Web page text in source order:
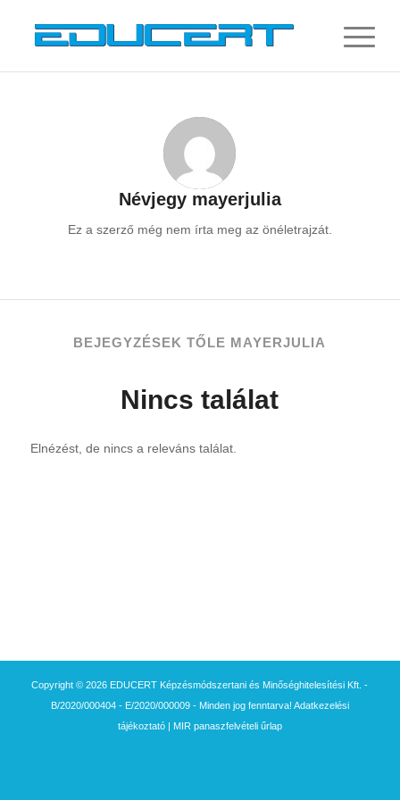
Névjegy mayerjulia
Ez a szerző még nem írta meg az önéletrajzát.
BEJEGYZÉSEK TŐLE MAYERJULIA
Nincs találat
Elnézést, de nincs a releváns találat.
Copyright © 2026 EDUCERT Képzésmódszertani és Minőséghitelesítési Kft. -
B/2020/000404 - E/2020/000009 - Minden jog fenntarva! Adatkezelési
tájékoztató| MIR panaszfelvételi űrlap